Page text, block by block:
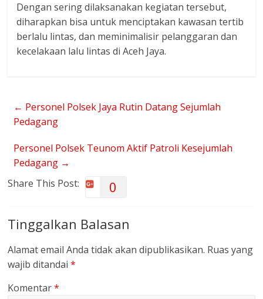
Dengan sering dilaksanakan kegiatan tersebut,
diharapkan bisa untuk menciptakan kawasan tertib
berlalu lintas, dan meminimalisir pelanggaran dan
kecelakaan lalu lintas di Aceh Jaya.
← Personel Polsek Jaya Rutin Datang Sejumlah
Pedagang
Personel Polsek Teunom Aktif Patroli Kesejumlah
Pedagang →
Share This Post:
0
Tinggalkan Balasan
Alamat email Anda tidak akan dipublikasikan. Ruas yang
wajib ditandai*
Komentar*